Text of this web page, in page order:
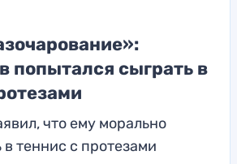
попытался сыграть в
что ему морально
в теннис с протезами